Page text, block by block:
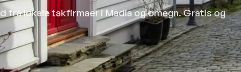
fra lokale takfirmaer i Madla og omegn. Gratis og